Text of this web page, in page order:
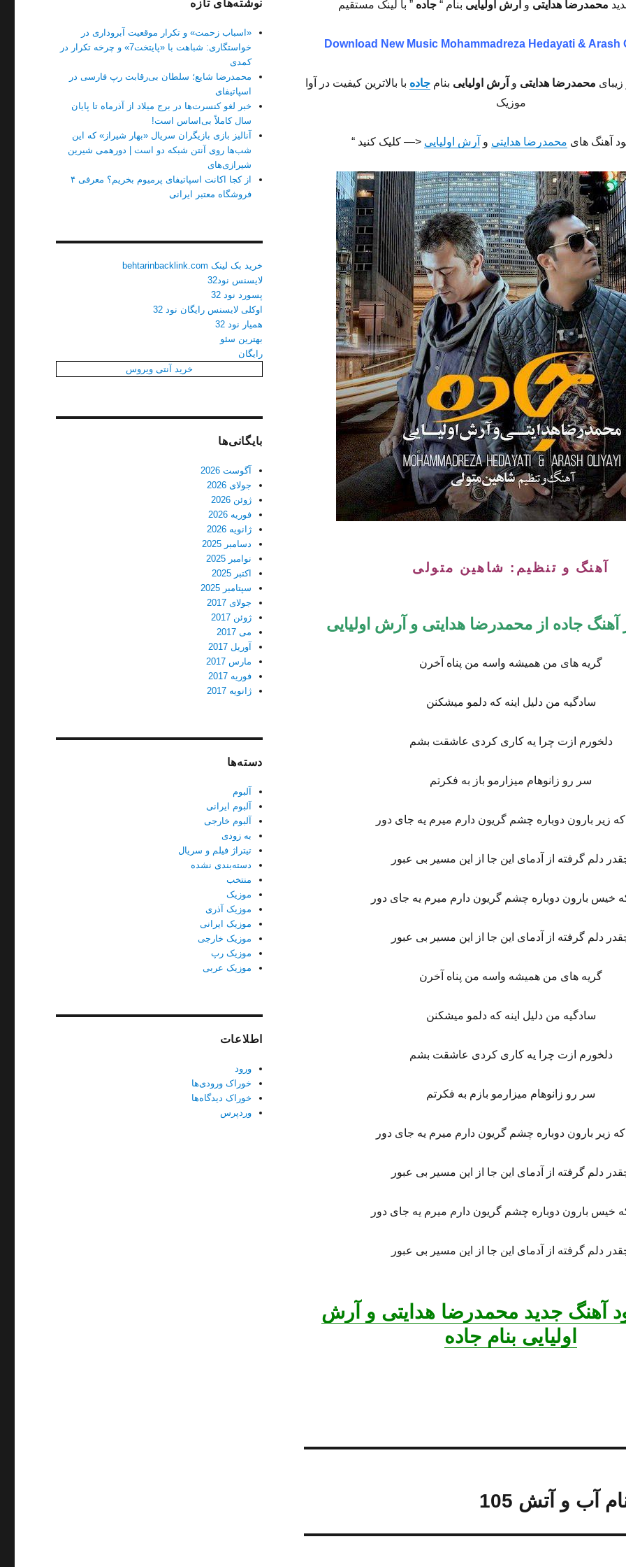
محمدرضا هدایتی و آرش اولیایی بنام “ جاده” با لینک مستقیم
Download New Music Mohammadreza Hedayati & Arash
محمدرضا هدایتی و آرش اولیایی بنام جاده با بالاترین کیفیت در آوا
موزیک
آهنگ های محمدرضا هدایتی و آرش اولیایی <— کلیک کنید “
آهنگ و تنظیم: شاهین متولی
جاده از محمدرضا هدایتی و آرش اولیایی
گریه های من همیشه واسه من پناه آخرن
سادگیه من دلیل اینه که دلمو میشکنن
دلخورم ازت چرا یه کاری کردی عاشقت بشم
سر رو زانوهام میزارمو باز به فکرتم
زیر بارون دوباره چشم گریون دارم میرم یه جای دور
دلم گرفته از آدمای این جا از این مسیر بی عبور
خیس بارون دوباره چشم گریون دارم میرم یه جای دور
دلم گرفته از آدمای این جا از این مسیر بی عبور
گریه های من همیشه واسه من پناه آخرن
سادگیه من دلیل اینه که دلمو میشکنن
دلخورم ازت چرا یه کاری کردی عاشقت بشم
سر رو زانوهام میزارمو بازم به فکرتم
زیر بارون دوباره چشم گریون دارم میرم یه جای دور
دلم گرفته از آدمای این جا از این مسیر بی عبور
خیس بارون دوباره چشم گریون دارم میرم یه جای دور
دلم گرفته از آدمای این جا از این مسیر بی عبور
آهنگ جدید محمدرضا هدایتی و آرش
اولیایی بنام جاده
آب و آتش 105
نوشته‌های تازه
«اسباب زحمت» و تکرار موقعیت آبروداری در
خواستگاری: شباهت با «پایتخت7» و چرخه تکرار در
کمدی
محمدرضا شایع؛ سلطان بی‌رقابت رپ فارسی در
اسپاتیفای
خبر لغو کنسرت‌ها در برج میلاد از آذرماه تا پایان
سال کاملاً بی‌اساس است!
آنالیز بازی بازیگران سریال «بهار شیراز» که این
شب‌ها روی آنتن شبکه دو است | دورهمی شیرین
شیرازی‌های
از کجا اکانت اسپاتیفای پرمیوم بخریم؟ معرفی ۴
فروشگاه معتبر ایرانی
خرید بک لینک behtarinbacklink.com
لایسنس نود32
پسورد نود 32
اوکلی لایسنس رایگان نود 32
همیار نود 32
بهترین سئو
رایگان
خرید آنتی ویروس
بایگانی‌ها
آگوست 2026
جولای 2026
ژوئن 2026
فوریه 2026
ژانویه 2026
دسامبر 2025
نوامبر 2025
اکتبر 2025
سپتامبر 2025
جولای 2017
ژوئن 2017
می 2017
آوریل 2017
مارس 2017
فوریه 2017
ژانویه 2017
دسته‌ها
آلبوم
آلبوم ایرانی
آلبوم خارجی
به زودی
تیتراژ فیلم و سریال
دسته‌بندی نشده
منتخب
موزیک
موزیک آذری
موزیک ایرانی
موزیک خارجی
موزیک رپ
موزیک عربی
اطلاعات
ورود
خوراک ورودی‌ها
خوراک دیدگاه‌ها
وردپرس